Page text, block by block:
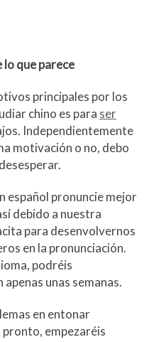
lo que parece
principales por los
chino es para ser
Independientemente
motivación o no, debo
español pronuncie mejor
debido a nuestra
para desenvolvernos
en la pronunciación.
podréis
unas semanas.
en entonar
empezaréis